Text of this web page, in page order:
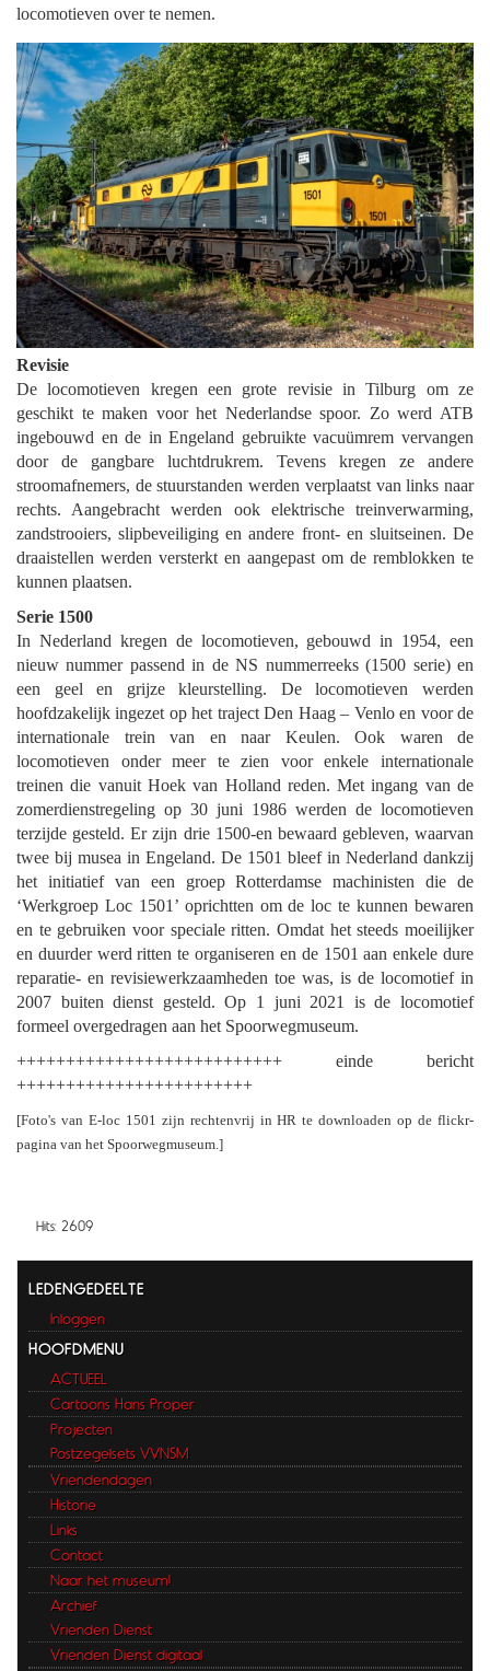
locomotieven over te nemen.
Revisie
De locomotieven kregen een grote revisie in Tilburg om ze
geschikt te maken voor het Nederlandse spoor. Zo werd ATB
ingebouwd en de in Engeland gebruikte vacuümrem vervangen
door de gangbare luchtdrukrem. Tevens kregen ze andere
stroomafnemers, de stuurstanden werden verplaatst van links naar
rechts. Aangebracht werden ook elektrische treinverwarming,
zandstrooiers, slipbeveiliging en andere front- en sluitseinen. De
draaistellen werden versterkt en aangepast om de remblokken te
kunnen plaatsen.
Serie 1500
In Nederland kregen de locomotieven, gebouwd in 1954, een
nieuw nummer passend in de NS nummerreeks (1500 serie) en
een geel en grijze kleurstelling. De locomotieven werden
hoofdzakelijk ingezet op het traject Den Haag – Venlo en voor de
internationale trein van en naar Keulen. Ook waren de
locomotieven onder meer te zien voor enkele internationale
treinen die vanuit Hoek van Holland reden. Met ingang van de
zomerdienstregeling op 30 juni 1986 werden de locomotieven
terzijde gesteld. Er zijn drie 1500-en bewaard gebleven, waarvan
twee bij musea in Engeland. De 1501 bleef in Nederland dankzij
het initiatief van een groep Rotterdamse machinisten die de
‘Werkgroep Loc 1501’ oprichtten om de loc te kunnen bewaren
en te gebruiken voor speciale ritten. Omdat het steeds moeilijker
en duurder werd ritten te organiseren en de 1501 aan enkele dure
reparatie- en revisiewerkzaamheden toe was, is de locomotief in
2007 buiten dienst gesteld. Op 1 juni 2021 is de locomotief
formeel overgedragen aan het Spoorwegmuseum.
+++++++++++++++++++++++++++ einde bericht
++++++++++++++++++++++++
[Foto's van E-loc 1501 zijn rechtenvrij in HR te downloaden op de flickr-
pagina van het Spoorwegmuseum.]
Hits: 2609
LEDENGEDEELTE
Inloggen
HOOFDMENU
ACTUEEL
Cartoons Hans Proper
Projecten
Postzegelsets VVNSM
Vriendendagen
Historie
Links
Contact
Naar het museum!
Archief
Vrienden Dienst
Vrienden Dienst digitaal